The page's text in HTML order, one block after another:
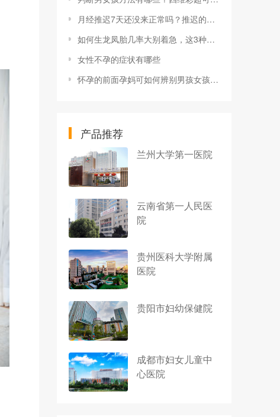
月经推迟7天还没来正常吗？推迟的原因有哪些？
如何生龙凤胎几率大别着急，这3种方法可提前了解
女性不孕的症状有哪些
怀孕的前面孕妈可如何辨别男孩女孩？辨别男孩女孩的办法有哪些？
产品推荐
兰州大学第一医院
云南省第一人民医
院
贵州医科大学附属
医院
贵阳市妇幼保健院
成都市妇女儿童中
心医院